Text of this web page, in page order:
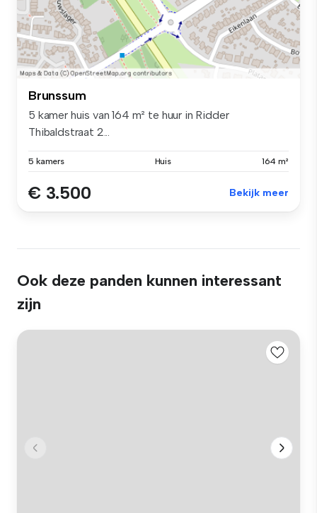
Brunssum
5 kamer huis van 164 m² te huur in Ridder
Thibaldstraat 2...
5 kamers Huis 164 m²
€ 3.500 Bekijk meer
Ook deze panden kunnen interessant
zijn